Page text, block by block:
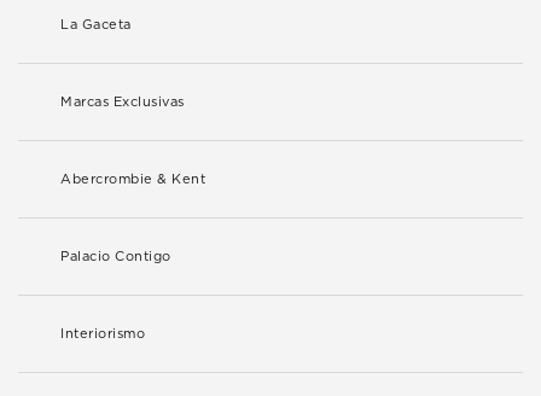
La Gaceta
Marcas Exclusivas
Abercrombie & Kent
Palacio Contigo
Interiorismo